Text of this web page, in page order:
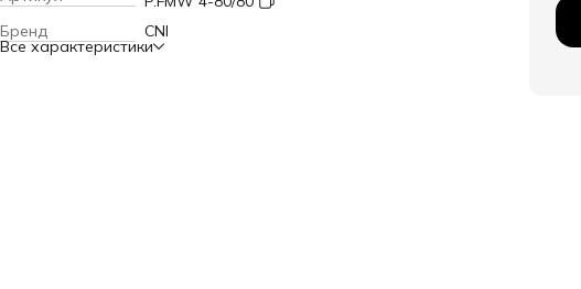
Бренд
CNI
Все характеристики